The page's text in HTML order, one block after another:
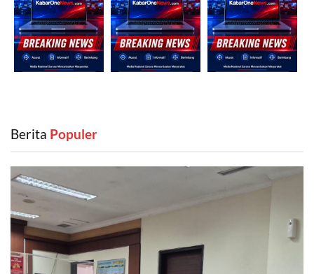
Berita ‎ Populer